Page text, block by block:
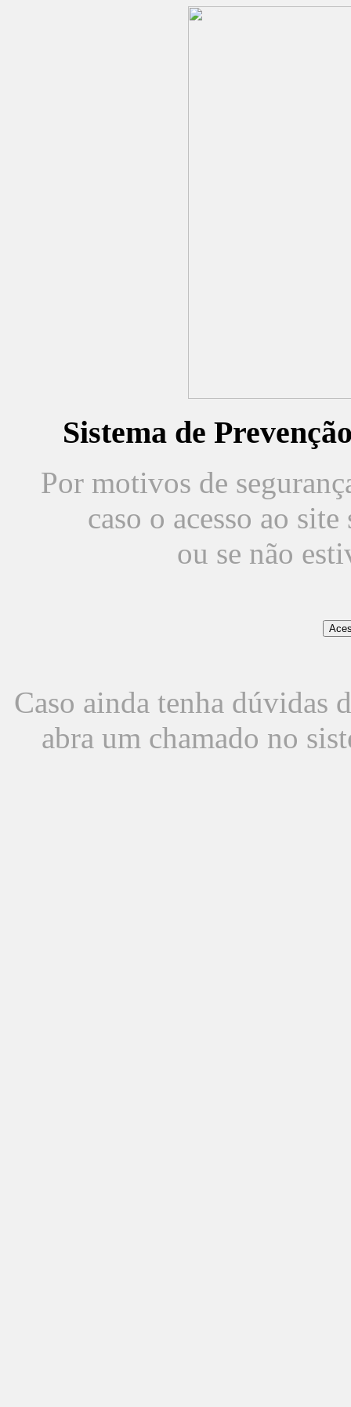
Sistema de
Por motivos de
caso o acesso ao
ou se não
Caso ainda tenha dúvidas
abra um chamado no